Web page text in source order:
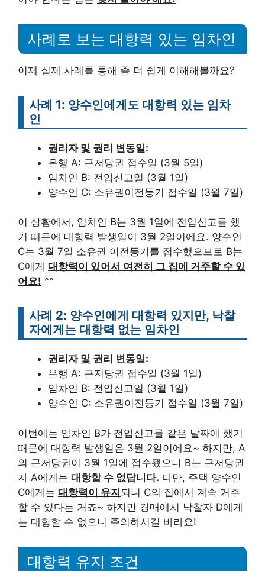
사례로 보는 대항력 있는 임차인
이제 실제 사례를 통해 좀 더 쉽게 이해해볼까요?
사례 1: 양수인에게도 대항력 있는 임차
인
권리자 및 권리 변동일:
은행 A: 근저당권 접수일 (3월 5일)
임차인 B: 전입신고일 (3월 1일)
양수인 C: 소유권이전등기 접수일 (3월 7일)
이 상황에서, 임차인 B는 3월 1일에 전입신고를 했
기 때문에 대항력 발생일이 3월 2일이에요. 양수인
C는 3월 7일 소유권 이전등기를 접수했으므로 B는
C에게 대항력이 있어서 여전히 그 집에 거주할 수 있
어요! ^^
사례 2: 양수인에게 대항력 있지만, 낙찰
자에게는 대항력 없는 임차인
권리자 및 권리 변동일:
은행 A: 근저당권 접수일 (3월 1일)
임차인 B: 전입신고일 (3월 1일)
양수인 C: 소유권이전등기 접수일 (3월 7일)
이번에는 임차인 B가 전입신고를 같은 날짜에 했기
때문에 대항력 발생일은 3월 2일이에요~ 하지만, A
의 근저당권이 3월 1일에 접수됐으니 B는 근저당권
자 A에게는 대항할 수 없답니다. 다만, 주택 양수인
C에게는 대항력이 유지되니 C의 집에서 계속 거주
할 수 있다는 거죠~ 하지만 경매에서 낙찰자 D에게
는 대항할 수 없으니 주의하시길 바라요!
대항력 유지 조건